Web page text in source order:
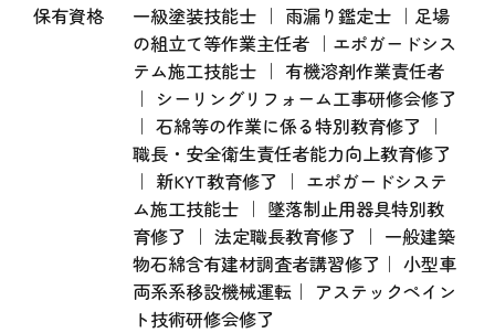
保有資格
一級塗装技能士 ｜ 雨漏り鑑定士 ｜足場
の組立て等作業主任者 ｜エポガードシス
テム施工技能士 ｜ 有機溶剤作業責任者
｜ シーリングリフォーム工事研修会修了
｜ 石綿等の作業に係る特別教育修了 ｜
職長・安全衛生責任者能力向上教育修了
｜ 新KYT教育修了 ｜ エポガードシステ
ム施工技能士 ｜ 墜落制止用器具特別教
育修了 ｜ 法定職長教育修了 ｜ 一般建築
物石綿含有建材調査者講習修了｜ 小型車
両系系移設機械運転｜ アステックペイン
ト技術研修会修了